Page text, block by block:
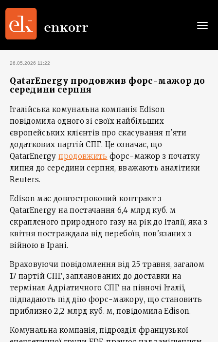
26.05.2026 11:22
QatarEnergy продовжив форс-мажор до
середини серпня
Італійська комунальна компанія Edison
повідомила одного зі своїх найбільших
європейських клієнтів про скасування п'яти
додаткових партій СПГ. Це означає, що
QatarEnergyпродовжить форс-мажор з початку
липня до середини серпня, вважають аналітики
Reuters.
Edison має довгостроковий контракт з
QatarEnergy на постачання 6,4 млрд куб. м
скрапленого природного газу на рік до Італії, яка з
квітня постраждала від перебоїв, пов'язаних з
війною в Ірані.
Враховуючи повідомлення від 25 травня, загалом
17 партій СПГ, запланованих до доставки на
термінал Адріатичного СПГ на півночі Італії,
підпадають під дію форс-мажору, що становить
приблизно 2,2 млрд куб. м, повідомила Edison.
Комунальна компанія, підрозділ французької